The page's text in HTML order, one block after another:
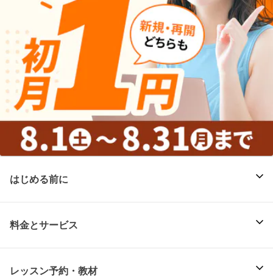
はじめる前に
料金とサービス
レッスン予約・教材